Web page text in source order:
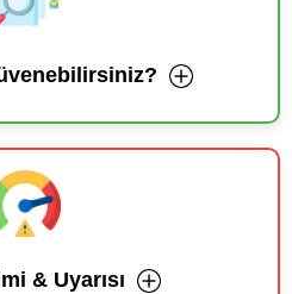
& Uyarısı